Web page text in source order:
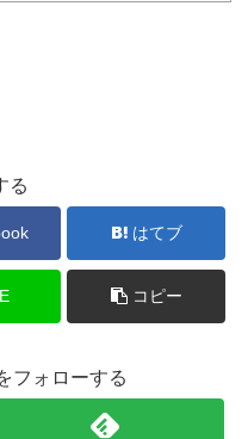
る
はてブ
コピー
フォローする